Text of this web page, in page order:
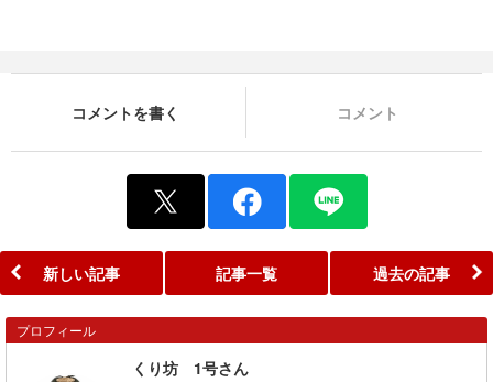
コメントを書く コメント
新しい記事 記事一覧 過去の記事
プロフィール
くり坊 1号さん